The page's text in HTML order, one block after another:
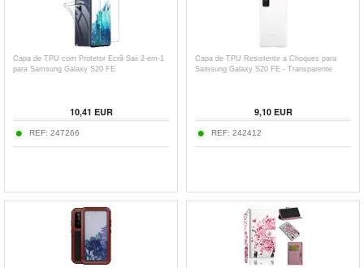
Capa de TPU com Protetor Ecrã Saii 2-em-1
para Samsung Galaxy S20 FE
10,41 EUR
REF: 247266
Capa de TPU Resistente a Choques para
Samsung Galaxy S20 FE - Transparente
9,10EUR
REF: 242412